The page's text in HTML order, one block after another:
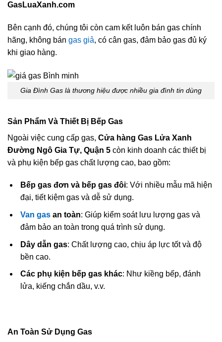
GasLuaXanh.com
Bên cạnh đó, chúng tôi còn cam kết luôn bán gas chính
hãng, không bán gas giả, có cân gas, đảm bảo gas đủ ký
khi giao hàng.
Gia Đình Gas là thương hiệu được nhiều gia đình tin dùng
Sản Phẩm Và Thiết Bị Bếp Gas
Ngoài việc cung cấp gas, Cửa hàng Gas Lửa Xanh
Đường Ngô Gia Tự, Quận 5 còn kinh doanh các thiết bị
và phụ kiện bếp gas chất lượng cao, bao gồm:
Bếp gas đơn và bếp gas đôi: Với nhiều mẫu mã hiện
đại, tiết kiệm gas và dễ sử dụng.
Van gasan toàn: Giúp kiểm soát lưu lượng gas và
đảm bảo an toàn trong quá trình sử dụng.
Dây dẫn gas: Chất lượng cao, chịu áp lực tốt và độ
bền cao.
Các phụ kiện bếp gas khác: Như kiềng bếp, đánh
lửa, kiếng chắn dầu, v.v.
An Toàn Sử Dụng Gas